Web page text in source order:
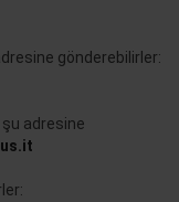
gönderebilirler:
şu adresine